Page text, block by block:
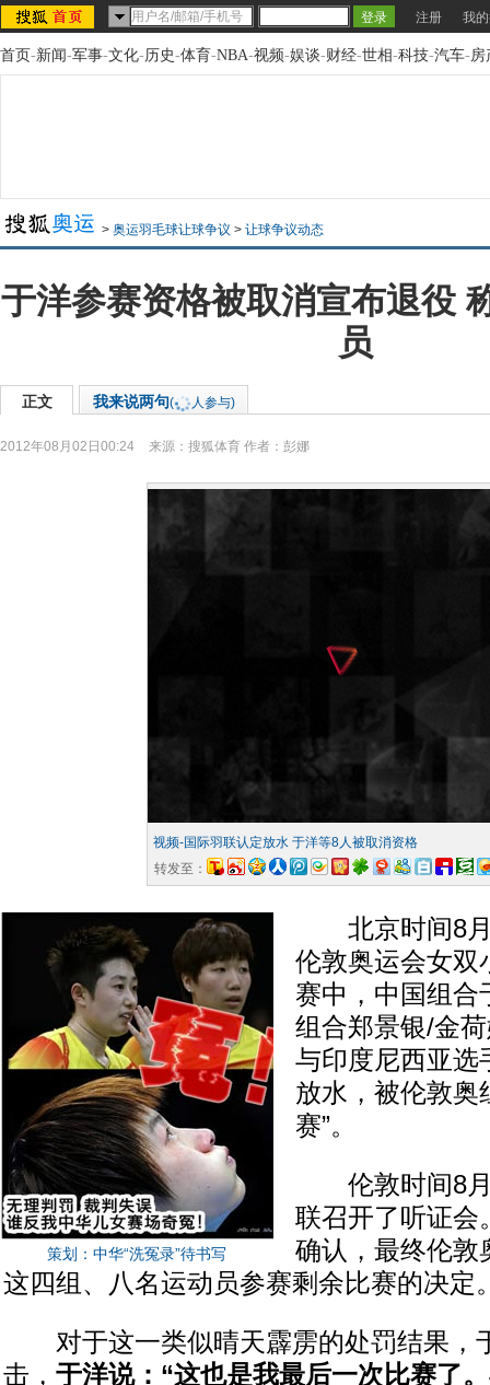
注册 我
首页-新闻-军事-文化-历史-体育-NBA-视频-娱谈-财经-世相-科技-汽车-房
> 奥运羽毛球让球争议 > 让球争议动态
于洋参赛资格被取消宣布退役
员
正文 我来说两句( 人参与)
2012年08月02日00:24 来源： 搜狐体育 作者：彭娜
视频-国际羽联认定放水 于洋等8人被取消资格
转发至：
策划：中华“洗冤录”待书写
北京时间8月
伦敦奥运会女双
赛中，中国组合
组合郑景银/金
与印度尼西亚选
放水，被伦敦奥
赛”。
伦敦时间8月
联召开了听证会
确认，最终伦敦
这四组、八名运动员参赛剩余比赛的决定
对于这一类似晴天霹雳的处罚结果，
击， 于洋说：“这也是我最后一次比赛了